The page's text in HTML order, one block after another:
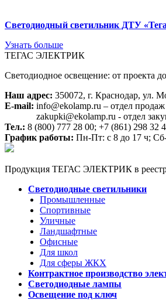
Светодиодный светильник ДТУ
Узнать больше
ТЕГАС ЭЛЕКТРИК
Светодиодное освещение: от проекта
Наш адрес: 350072, г. Краснодар, ул.
E-mail: info@ekolamp.ru – отдел продаж
zakupki@ekolamp.ru - отдел
Тел.: 8 (800) 777 28 00; +7 (861) 298 32
График работы: Пн-Пт: с 8 до 17 ч;
Продукция ТЕГАС ЭЛЕКТРИК в
Светодиодные светильники
Промышленные
Спортивные
Уличные
Ландшафтные
Офисные
Для школ
Для сферы ЖКХ
Контрактное производство
Светодиодные лампы
Освещение под ключ